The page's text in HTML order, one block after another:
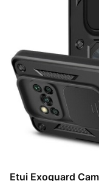
Etui Exoguard